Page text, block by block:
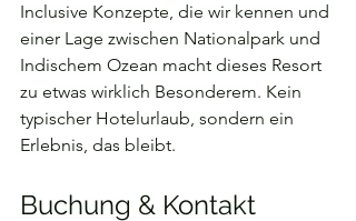
Inclusive Konzepte, die wir kennen und
einer Lage zwischen Nationalpark und
Indischem Ozean macht dieses Resort
zu etwas wirklich Besonderem. Kein
typischer Hotelurlaub, sondern ein
Erlebnis, das bleibt.
Buchung & Kontakt